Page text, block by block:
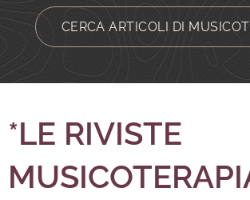
CERCA ARTICOLI DI
*LE RIVISTE